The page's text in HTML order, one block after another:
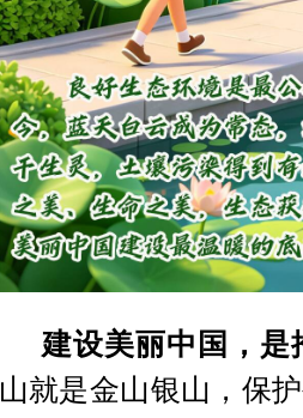
建设美丽中国，
山就是金山银山，保